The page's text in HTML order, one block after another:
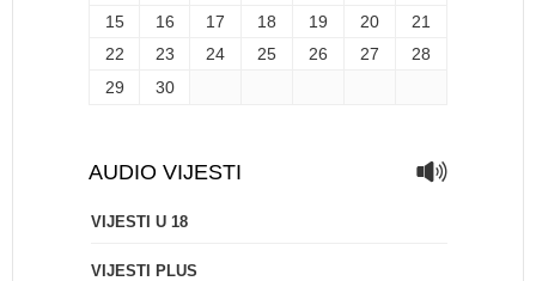
15
16 17 18 19 20
21
22
23 24 25 26 27
28
29
30
AUDIO VIJESTI
VIJESTI U 18
VIJESTI PLUS